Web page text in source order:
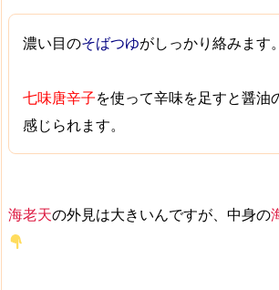
濃い目のそばつゆがしっかり絡みます。
七味唐辛子を使って辛味を足すと醤油
感じられます。
海老天の外見は大きいんですが、中身の